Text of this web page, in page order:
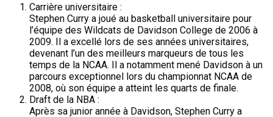
Carrière universitaire :
Stephen Curry a joué au basketball universitaire pour
l’équipe des Wildcats de Davidson College de 2006 à
2009. Il a excellé lors de ses années universitaires,
devenant l’un des meilleurs marqueurs de tous les
temps de la NCAA. Il a notamment mené Davidson à un
parcours exceptionnel lors du championnat NCAA de
2008, où son équipe a atteint les quarts de finale.
Draft de la NBA :
Après sa junior année à Davidson, Stephen Curry a